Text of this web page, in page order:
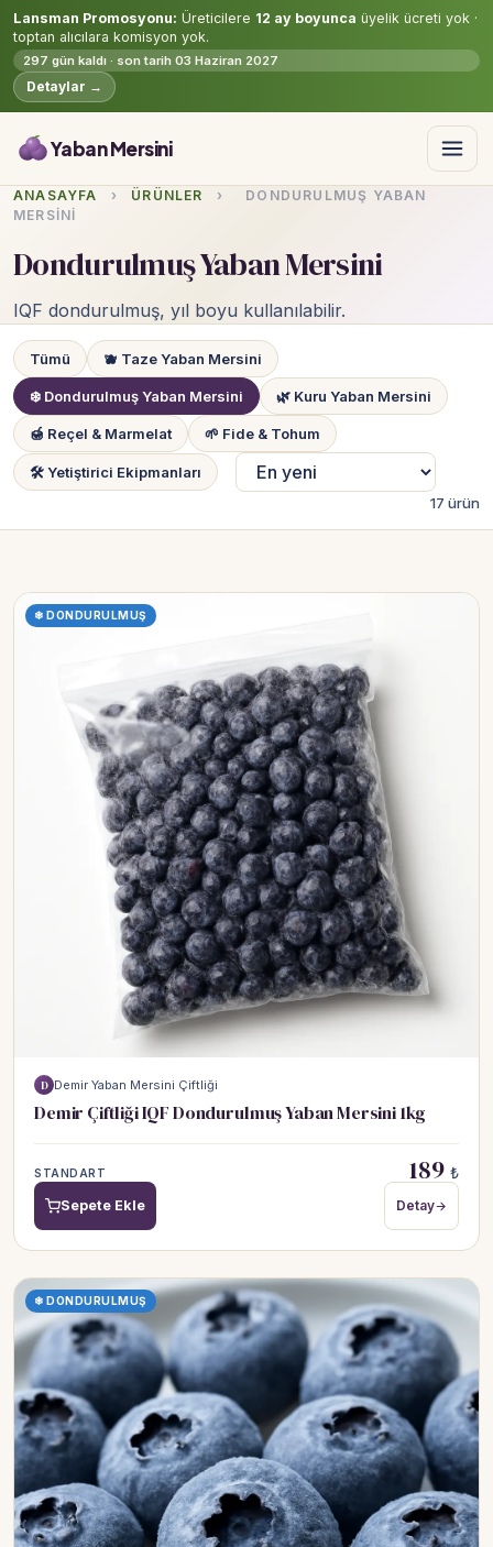
Lansman Promosyonu: Üreticilere 12 ay boyunca üyelik ücreti yok ·
toptan alıcılara komisyon yok.
297 gün kaldı · son tarih 03 Haziran 2027
Detaylar →
Yaban Mersini
ANASAYFA › ÜRÜNLER ›
DONDURULMUŞ YABAN
MERSINI
Dondurulmuş Yaban Mersini
IQF dondurulmuş, yıl boyu kullanılabilir.
Tümü 🫐 Taze Yaban Mersini
❄️ Dondurulmuş Yaban Mersini 🌿 Kuru Yaban Mersini
🍯 Reçel & Marmelat 🌱 Fide & Tohum
🛠 Yetiştirici Ekipmanları
17 ürün
❄ DONDURULMUŞ
D Demir Yaban Mersini Çiftliği
Demir Çiftliği IQF Dondurulmuş Yaban Mersini 1kg
STANDART 189 ₺
Sepete Ekle Detay
❄ DONDURULMUŞ